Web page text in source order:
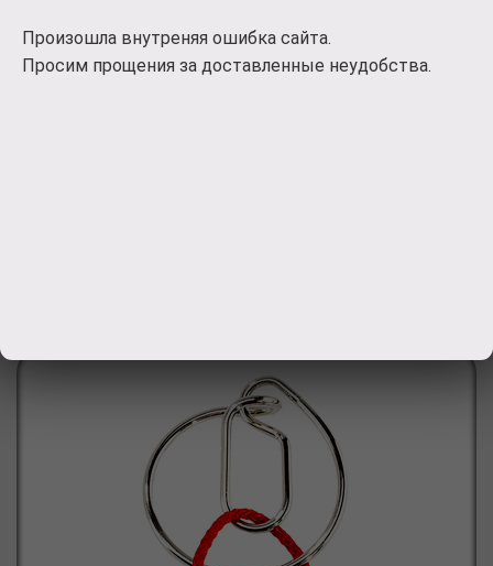
Пингвин"
Произошла внутреняя ошибка сайта.
Просим прощения за доставленные неудобства.